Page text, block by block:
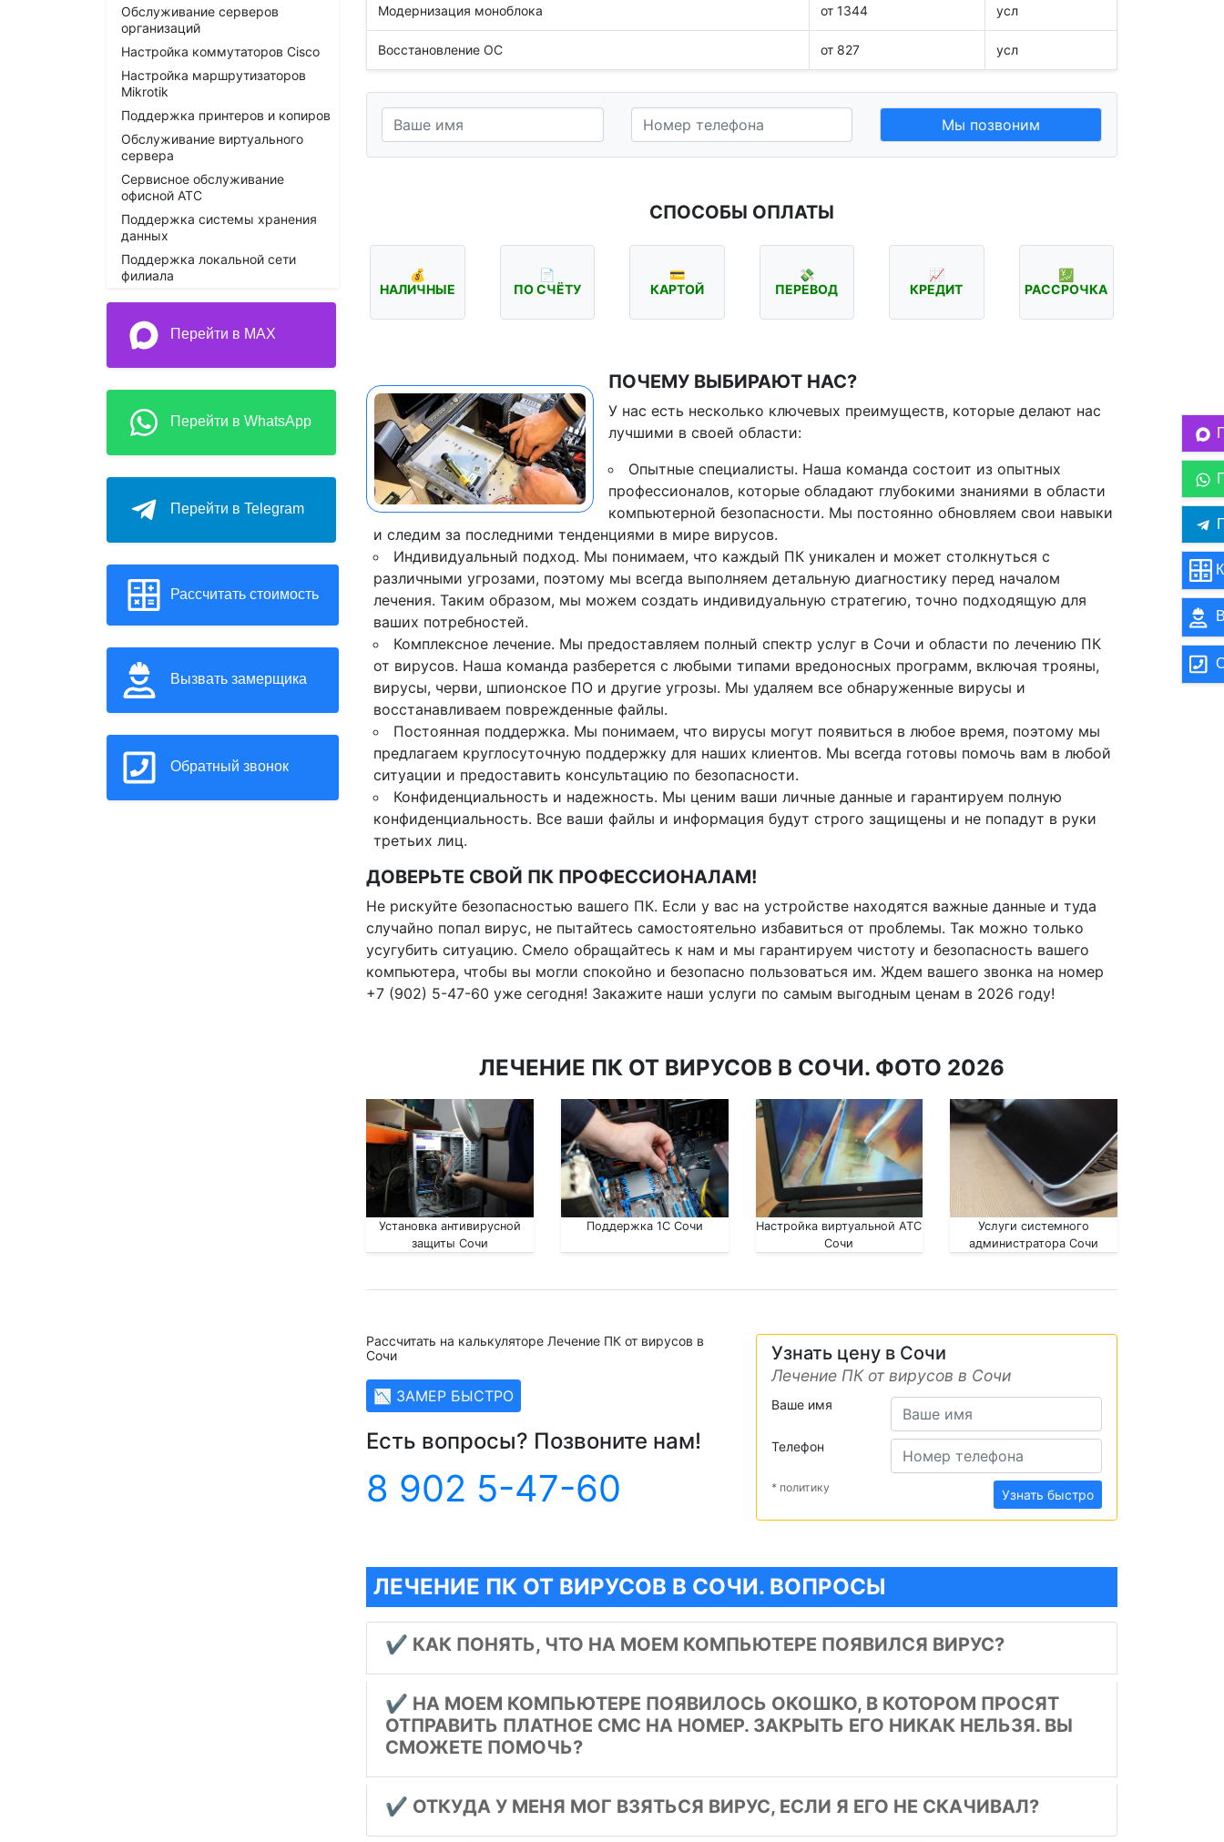
Обслуживание серверов
организаций
Настройка коммутаторов Cisco
Настройка маршрутизаторов
Mikrotik
Поддержка принтеров и копиров
Обслуживание виртуального
сервера
Сервисное обслуживание
офисной АТС
Поддержка системы хранения
данных
Поддержка локальной сети
филиала
Перейти в MAX
Перейти в WhatsApp
Перейти в Telegram
Рассчитать стоимость
Вызвать замерщика
Обратный звонок
Модернизация моноблока от 1344 усл
Восстановление ОС от 827 усл
Мы позвоним
СПОСОБЫ ОПЛАТЫ
💰
НАЛИЧНЫЕ
📄
ПО СЧЁТУ
💳
КАРТОЙ
💸
ПЕРЕВОД
📈
КРЕДИТ
💹
РАССРОЧКА
ПОЧЕМУ ВЫБИРАЮТ НАС?
У нас есть несколько ключевых преимуществ, которые делают нас
лучшими в своей области:
Опытные специалисты. Наша команда состоит из опытных
профессионалов, которые обладают глубокими знаниями в области
компьютерной безопасности. Мы постоянно обновляем свои навыки
и следим за последними тенденциями в мире вирусов.
Индивидуальный подход. Мы понимаем, что каждый ПК уникален и может столкнуться с
различными угрозами, поэтому мы всегда выполняем детальную диагностику перед началом
лечения. Таким образом, мы можем создать индивидуальную стратегию, точно подходящую для
ваших потребностей.
Комплексное лечение. Мы предоставляем полный спектр услуг в Сочи и области по лечению ПК
от вирусов. Наша команда разберется с любыми типами вредоносных программ, включая трояны,
вирусы, черви, шпионское ПО и другие угрозы. Мы удаляем все обнаруженные вирусы и
восстанавливаем поврежденные файлы.
Постоянная поддержка. Мы понимаем, что вирусы могут появиться в любое время, поэтому мы
предлагаем круглосуточную поддержку для наших клиентов. Мы всегда готовы помочь вам в любой
ситуации и предоставить консультацию по безопасности.
Конфиденциальность и надежность. Мы ценим ваши личные данные и гарантируем полную
конфиденциальность. Все ваши файлы и информация будут строго защищены и не попадут в руки
третьих лиц.
ДОВЕРЬТЕ СВОЙ ПК ПРОФЕССИОНАЛАМ!
Не рискуйте безопасностью вашего ПК. Если у вас на устройстве находятся важные данные и туда
случайно попал вирус, не пытайтесь самостоятельно избавиться от проблемы. Так можно только
усугубить ситуацию. Смело обращайтесь к нам и мы гарантируем чистоту и безопасность вашего
компьютера, чтобы вы могли спокойно и безопасно пользоваться им. Ждем вашего звонка на номер
+7 (902) 5-47-60 уже сегодня! Закажите наши услуги по самым выгодным ценам в 2026 году!
ЛЕЧЕНИЕ ПК ОТ ВИРУСОВ В СОЧИ. ФОТО 2026
Установка антивирусной
защиты Сочи
Поддержка 1С Сочи
Настройка виртуальной АТС
Сочи
Услуги системного
администратора Сочи
Рассчитать на калькуляторе Лечение ПК от вирусов в
Сочи
📉 ЗАМЕР БЫСТРО
Есть вопросы? Позвоните нам!
8 902 5-47-60
Узнать цену в Сочи
Лечение ПК от вирусов в Сочи
Ваше имя
Телефон
* политику Узнать быстро
ЛЕЧЕНИЕ ПК ОТ ВИРУСОВ В СОЧИ. ВОПРОСЫ
✔️ КАК ПОНЯТЬ, ЧТО НА МОЕМ КОМПЬЮТЕРЕ ПОЯВИЛСЯ ВИРУС?
✔️ НА МОЕМ КОМПЬЮТЕРЕ ПОЯВИЛОСЬ ОКОШКО, В КОТОРОМ ПРОСЯТ
ОТПРАВИТЬ ПЛАТНОЕ СМС НА НОМЕР. ЗАКРЫТЬ ЕГО НИКАК НЕЛЬЗЯ. ВЫ
СМОЖЕТЕ ПОМОЧЬ?
✔️ ОТКУДА У МЕНЯ МОГ ВЗЯТЬСЯ ВИРУС, ЕСЛИ Я ЕГО НЕ СКАЧИВАЛ?